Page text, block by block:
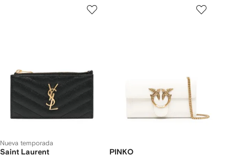
Nueva temporada
Saint Laurent PINKO